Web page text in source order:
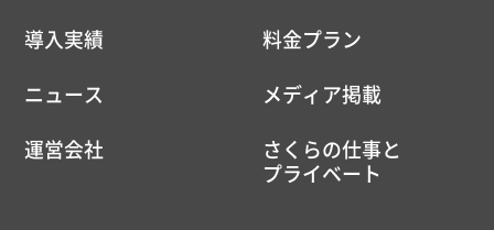
導入実績
料金プラン
ニュース
メディア掲載
運営会社
さくらの仕事と
プライベート